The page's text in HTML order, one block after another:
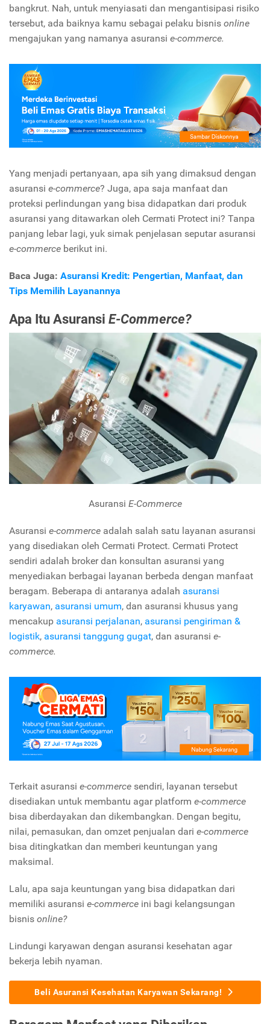
bangkrut. Nah, untuk menyiasati dan mengantisipasi risiko
tersebut, ada baiknya kamu sebagai pelaku bisnis online
mengajukan yang namanya asuransi e-commerce.
Yang menjadi pertanyaan, apa sih yang dimaksud dengan
asuransi e-commerce? Juga, apa saja manfaat dan
proteksi perlindungan yang bisa didapatkan dari produk
asuransi yang ditawarkan oleh Cermati Protect ini? Tanpa
panjang lebar lagi, yuk simak penjelasan seputar asuransi
e-commerce berikut ini.
Baca Juga: Asuransi Kredit: Pengertian, Manfaat, dan
Tips Memilih Layanannya
Apa Itu Asuransi E-Commerce?
Asuransi E-Commerce
Asuransi e-commerce adalah salah satu layanan asuransi
yang disediakan oleh Cermati Protect. Cermati Protect
sendiri adalah broker dan konsultan asuransi yang
menyediakan berbagai layanan berbeda dengan manfaat
beragam. Beberapa di antaranya adalah asuransi
karyawan, asuransi umum, dan asuransi khusus yang
mencakup asuransi perjalanan, asuransi pengiriman &
logistik, asuransi tanggung gugat, dan asuransi e-
commerce.
Terkait asuransi e-commerce sendiri, layanan tersebut
disediakan untuk membantu agar platform e-commerce
bisa diberdayakan dan dikembangkan. Dengan begitu,
nilai, pemasukan, dan omzet penjualan dari e-commerce
bisa ditingkatkan dan memberi keuntungan yang
maksimal.
Lalu, apa saja keuntungan yang bisa didapatkan dari
memiliki asuransi e-commerce ini bagi kelangsungan
bisnis online?
Lindungi karyawan dengan asuransi kesehatan agar
bekerja lebih nyaman.
Beli Asuransi Kesehatan Karyawan Sekarang!